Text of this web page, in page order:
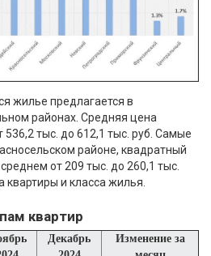
жилье предлагается в
районах. Средняя цена
536,2 тыс. до 612,1 тыс. руб. Самые
районе, квадратный
от 209 тыс. до 260,1 тыс.
квартиры и класса жилья.
квартир
Декабрь
Изменение за